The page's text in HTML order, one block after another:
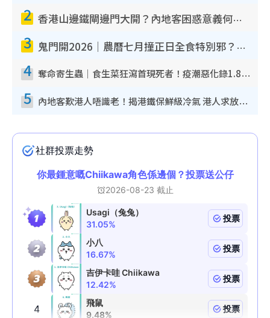
2 香港山邊鐵閘邊門大開？內地客困惑意義何在！網民神回覆：呢種叫法理性防禦
3 鬼門開2026｜農曆七月撞正日全食特別邪？專家警告切忌做一事！揭4大禁忌+2招保平安
4 奪命寄生蟲｜食生菜狂瀉首現死者！疫潮惡化錄1.8萬宗病例 揭洗菜3大謬誤
5 內地客歎港人唔識老！揭港鐵保鮮級冷氣 港人求放過：咪投訴